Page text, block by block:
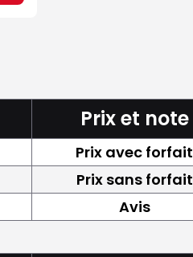
Prix et note
Prix avec forfait
Prix sans forfait
Avis